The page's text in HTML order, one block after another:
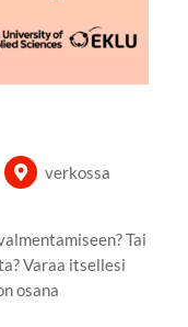
verkossa
Tai
Varaa itsellesi
osana